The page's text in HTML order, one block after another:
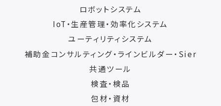
ロボットシステム
IoT・生産管理・効率化システム
ユーティリティシステム
補助金コンサルティング・ラインビルダー・Sier
共通ツール
検査・検品
包材・資材